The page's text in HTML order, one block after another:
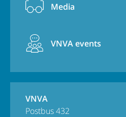
Media
VNVA events
VNVA
Postbus 432